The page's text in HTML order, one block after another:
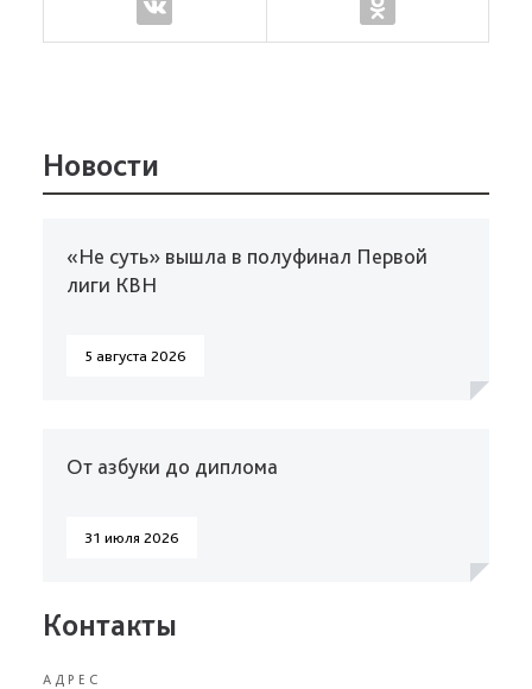
Новости
«Не суть» вышла в полуфинал Первой
лиги КВН
5 августа 2026
От азбуки до диплома
31 июля 2026
Контакты
АДРЕС